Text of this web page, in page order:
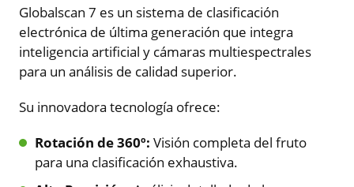
Globalscan 7 es un sistema de clasificación
electrónica de última generación que integra
inteligencia artificial y cámaras multiespectrales
para un análisis de calidad superior.
Su innovadora tecnología ofrece:
Rotación de 360º: Visión completa del fruto
para una clasificación exhaustiva.